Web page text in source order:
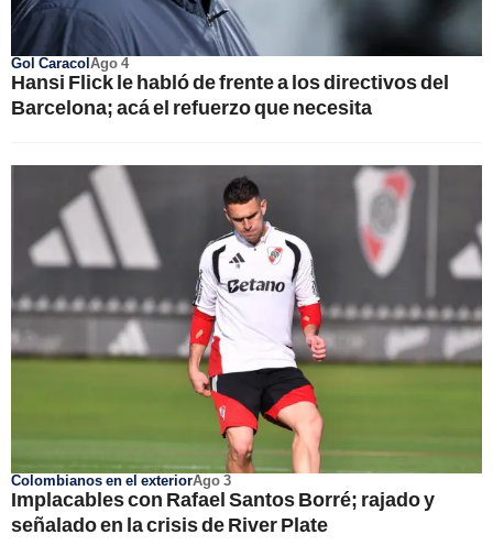
Gol CaracolAgo 4
Hansi Flick le habló de frente a los directivos del
Barcelona; acá el refuerzo que necesita
Colombianos en el exteriorAgo 3
Implacables con Rafael Santos Borré; rajado y
señalado en la crisis de River Plate